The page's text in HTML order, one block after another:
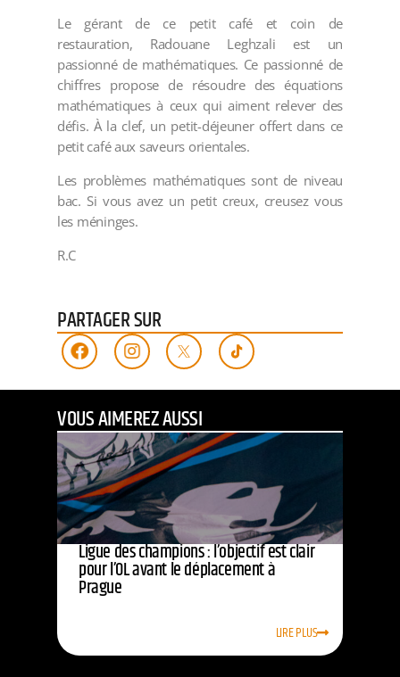
Le gérant de ce petit café et coin de
restauration, Radouane Leghzali est un
passionné de mathématiques. Ce passionné de
chiffres propose de résoudre des équations
mathématiques à ceux qui aiment relever des
défis. À la clef, un petit-déjeuner offert dans ce
petit café aux saveurs orientales.
Les problèmes mathématiques sont de niveau
bac. Si vous avez un petit creux, creusez vous
les méninges.
R.C
PARTAGER SUR
VOUS AIMEREZ AUSSI
Ligue des champions : l’objectif est clair
pour l’OL avant le déplacement à
Prague
LIRE PLUS